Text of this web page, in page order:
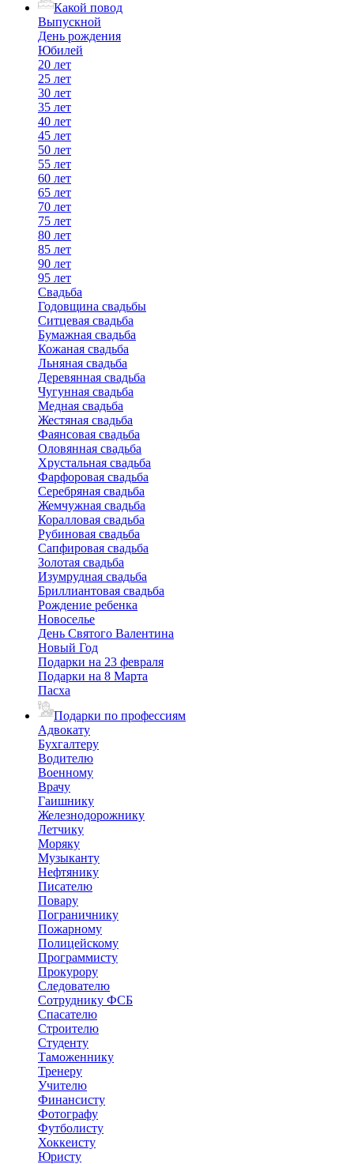
Какой повод
Выпускной
День рождения
Юбилей
20 лет
25 лет
30 лет
35 лет
40 лет
45 лет
50 лет
55 лет
60 лет
65 лет
70 лет
75 лет
80 лет
85 лет
90 лет
95 лет
Свадьба
Годовщина свадьбы
Ситцевая свадьба
Бумажная свадьба
Кожаная свадьба
Льняная свадьба
Деревянная свадьба
Чугунная свадьба
Медная свадьба
Жестяная свадьба
Фаянсовая свадьба
Оловянная свадьба
Хрустальная свадьба
Фарфоровая свадьба
Серебряная свадьба
Жемчужная свадьба
Коралловая свадьба
Рубиновая свадьба
Сапфировая свадьба
Золотая свадьба
Изумрудная свадьба
Бриллиантовая свадьба
Рождение ребенка
Новоселье
День Святого Валентина
Новый Год
Подарки на 23 февраля
Подарки на 8 Марта
Пасха
Подарки по профессиям
Адвокату
Бухгалтеру
Водителю
Военному
Врачу
Гаишнику
Железнодорожнику
Летчику
Моряку
Музыканту
Нефтянику
Писателю
Повару
Пограничнику
Пожарному
Полицейскому
Программисту
Прокурору
Следователю
Сотруднику ФСБ
Спасателю
Строителю
Студенту
Таможеннику
Тренеру
Учителю
Финансисту
Фотографу
Футболисту
Хоккеисту
Юристу